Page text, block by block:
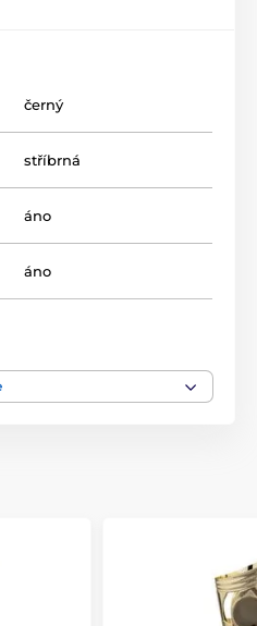
černý
stříbrná
áno
áno
30-31,5-33-35